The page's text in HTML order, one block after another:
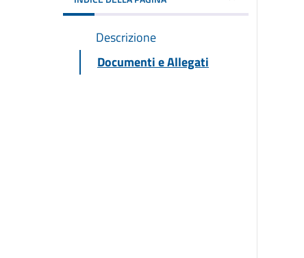
Descrizione
Documenti e Allegati